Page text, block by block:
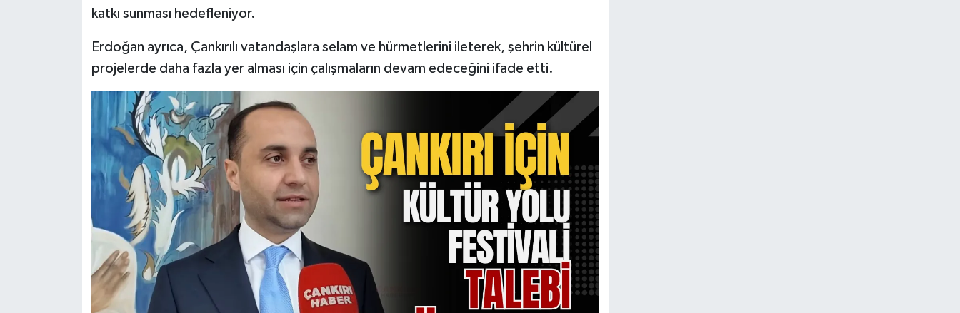
katkı sunması hedefleniyor.
Erdoğan ayrıca, Çankırılı vatandaşlara selam ve hürmetlerini ileterek, şehrin kültürel
projelerde daha fazla yer alması için çalışmaların devam edeceğini ifade etti.